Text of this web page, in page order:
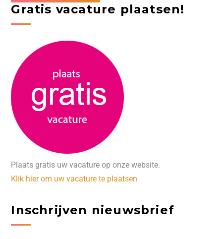
Gratis vacature plaatsen!
Plaats gratis uw vacature op onze website.
Klik hier om uw vacature te plaatsen
Inschrijven nieuwsbrief